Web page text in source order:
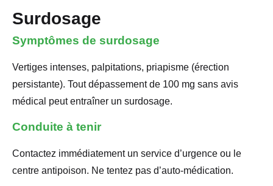
Surdosage
Symptômes de surdosage
Vertiges intenses, palpitations, priapisme (érection
persistante). Tout dépassement de 100 mg sans avis
médical peut entraîner un surdosage.
Conduite à tenir
Contactez immédiatement un service d’urgence ou le
centre antipoison. Ne tentez pas d’auto-médication.